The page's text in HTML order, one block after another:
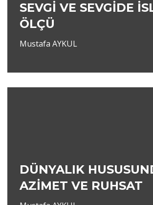
SEVGİ VE SEVGİDE
ÖLÇÜ
Mustafa AYKUL
DÜNYALIK
AZİMET VE RUHSAT